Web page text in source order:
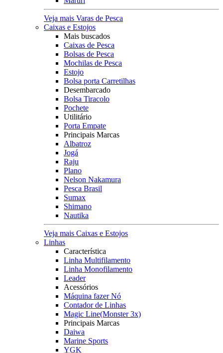
Veja mais Varas de Pesca
Caixas e Estojos
Mais buscados
Caixas de Pesca
Bolsas de Pesca
Mochilas de Pesca
Estojo
Bolsa porta Carretilhas
Desembarcado
Bolsa Tiracolo
Pochete
Utilitário
Porta Empate
Principais Marcas
Albatroz
Jogá
Raju
Plano
Nelson Nakamura
Pesca Brasil
Sumax
Shimano
Nautika
Veja mais Caixas e Estojos
Linhas
Característica
Linha Multifilamento
Linha Monofilamento
Leader
Acessórios
Máquina fazer Nó
Contador de Linhas
Magic Line(Monster 3x)
Principais Marcas
Daiwa
Marine Sports
YGK